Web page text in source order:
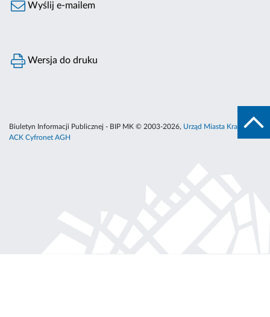
Wyślij e-mailem
Wersja do druku
Biuletyn Informacji Publicznej - BIP MK © 2003-2026, Urząd Miasta Krakowa
ACK Cyfronet AGH